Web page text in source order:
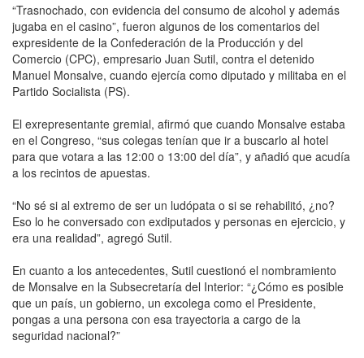
“Trasnochado, con evidencia del consumo de alcohol y además
jugaba en el casino”, fueron algunos de los comentarios del
expresidente de la Confederación de la Producción y del
Comercio (CPC), empresario Juan Sutil, contra el detenido
Manuel Monsalve, cuando ejercía como diputado y militaba en el
Partido Socialista (PS).
El exrepresentante gremial, afirmó que cuando Monsalve estaba
en el Congreso, “sus colegas tenían que ir a buscarlo al hotel
para que votara a las 12:00 o 13:00 del día”, y añadió que acudía
a los recintos de apuestas.
“No sé si al extremo de ser un ludópata o si se rehabilitó, ¿no?
Eso lo he conversado con exdiputados y personas en ejercicio, y
era una realidad”, agregó Sutil.
En cuanto a los antecedentes, Sutil cuestionó el nombramiento
de Monsalve en la Subsecretaría del Interior: “¿Cómo es posible
que un país, un gobierno, un excolega como el Presidente,
pongas a una persona con esa trayectoria a cargo de la
seguridad nacional?”